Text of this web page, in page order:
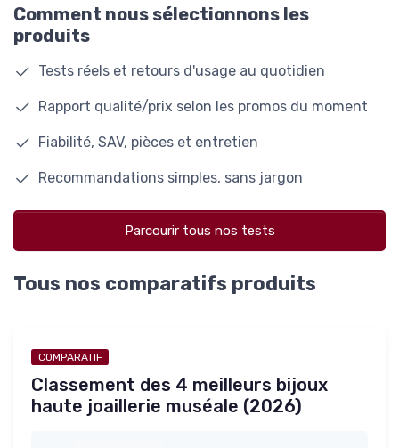
Comment nous sélectionnons les
produits
Tests réels et retours d'usage au quotidien
Rapport qualité/prix selon les promos du moment
Fiabilité, SAV, pièces et entretien
Recommandations simples, sans jargon
Parcourir tous nos tests
Tous nos comparatifs produits
COMPARATIF
Classement des 4 meilleurs bijoux
haute joaillerie muséale (2026)